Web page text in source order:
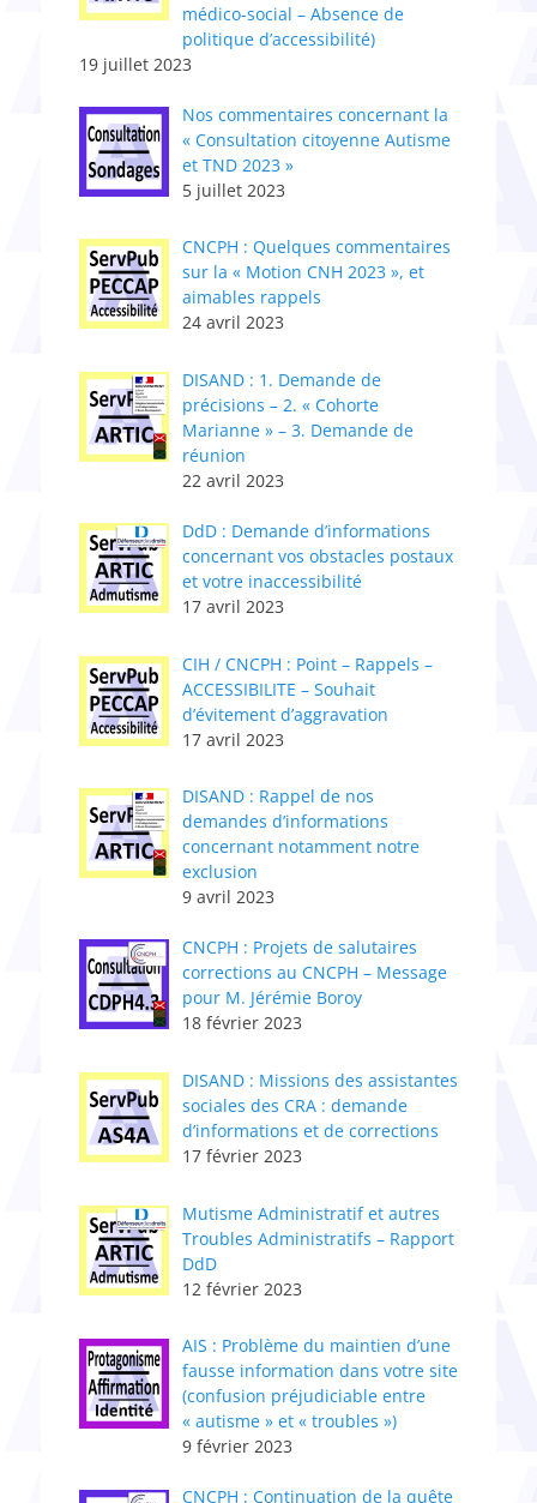
médico-social – Absence de
politique d’accessibilité)
19 juillet 2023
Nos commentaires concernant la
« Consultation citoyenne Autisme
et TND 2023 »
5 juillet 2023
CNCPH : Quelques commentaires
sur la « Motion CNH 2023 », et
aimables rappels
24 avril 2023
DISAND : 1. Demande de
précisions – 2. « Cohorte
Marianne » – 3. Demande de
réunion
22 avril 2023
DdD : Demande d’informations
concernant vos obstacles postaux
et votre inaccessibilité
17 avril 2023
CIH / CNCPH : Point – Rappels –
ACCESSIBILITE – Souhait
d’évitement d’aggravation
17 avril 2023
DISAND : Rappel de nos
demandes d’informations
concernant notamment notre
exclusion
9 avril 2023
CNCPH : ​Projets de salutaires
corrections au CNCPH – Message
pour M. Jérémie Boroy
18 février 2023
DISAND : Missions des assistantes
sociales des CRA : demande
d’informations et de corrections
17 février 2023
Mutisme Administratif et autres
Troubles Administratifs – Rapport
DdD
12 février 2023
AIS : Problème du maintien d’une
fausse information dans votre site
(confusion préjudiciable entre
« autisme » et « troubles »)
9 février 2023
CNCPH : ​Continuation de la quête